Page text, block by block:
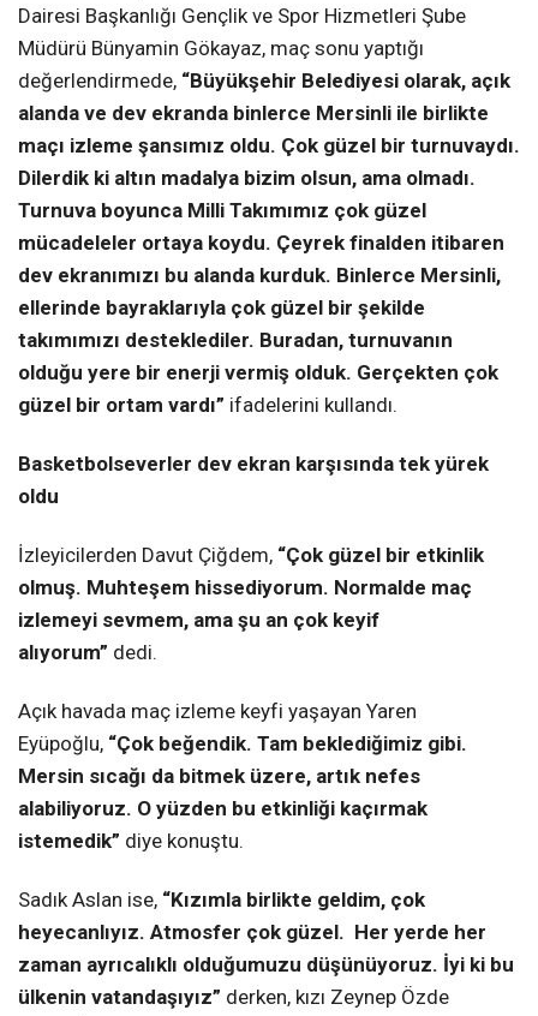
Dairesi Başkanlığı Gençlik ve Spor Hizmetleri Şube
Müdürü Bünyamin Gökayaz, maç sonu yaptığı
değerlendirmede, “Büyükşehir Belediyesi olarak, açık
alanda ve dev ekranda binlerce Mersinli ile birlikte
maçı izleme şansımız oldu. Çok güzel bir turnuvaydı.
Dilerdik ki altın madalya bizim olsun, ama olmadı.
Turnuva boyunca Milli Takımımız çok güzel
mücadeleler ortaya koydu. Çeyrek finalden itibaren
dev ekranımızı bu alanda kurduk. Binlerce Mersinli,
ellerinde bayraklarıyla çok güzel bir şekilde
takımımızı desteklediler. Buradan, turnuvanın
olduğu yere bir enerji vermiş olduk. Gerçekten çok
güzel bir ortam vardı” ifadelerini kullandı.
Basketbolseverler dev ekran karşısında tek yürek
oldu
İzleyicilerden Davut Çiğdem, “Çok güzel bir etkinlik
olmuş. Muhteşem hissediyorum. Normalde maç
izlemeyi sevmem, ama şu an çok keyif
alıyorum” dedi.
Açık havada maç izleme keyfi yaşayan Yaren
Eyüpoğlu, “Çok beğendik. Tam beklediğimiz gibi.
Mersin sıcağı da bitmek üzere, artık nefes
alabiliyoruz. O yüzden bu etkinliği kaçırmak
istemedik” diye konuştu.
Sadık Aslan ise, “Kızımla birlikte geldim, çok
heyecanlıyız. Atmosfer çok güzel. Her yerde her
zaman ayrıcalıklı olduğumuzu düşünüyoruz. İyi ki bu
ülkenin vatandaşıyız” derken, kızı Zeynep Özde